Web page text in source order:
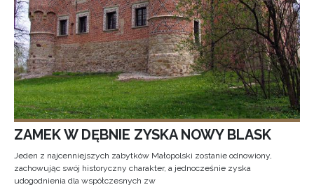
ZAMEK W DĘBNIE ZYSKA NOWY BLASK
Jeden z najcenniejszych zabytków Małopolski zostanie odnowiony,
zachowując swój historyczny charakter, a jednocześnie zyska
udogodnienia dla współczesnych zw